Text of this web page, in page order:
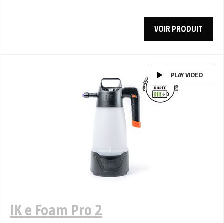
VOIR PRODUIT
PLAY VIDEO
IK e Foam Pro 2